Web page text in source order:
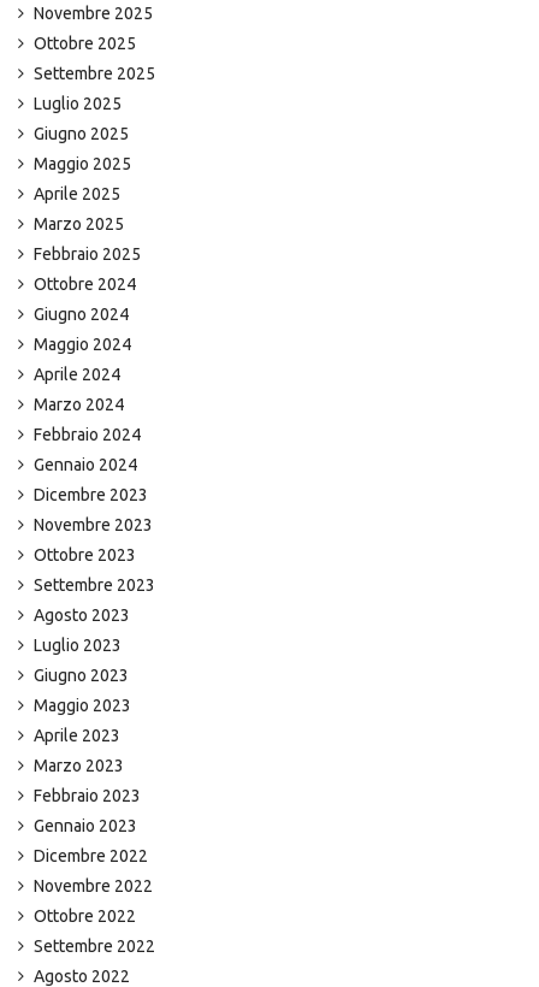
Novembre 2025
Ottobre 2025
Settembre 2025
Luglio 2025
Giugno 2025
Maggio 2025
Aprile 2025
Marzo 2025
Febbraio 2025
Ottobre 2024
Giugno 2024
Maggio 2024
Aprile 2024
Marzo 2024
Febbraio 2024
Gennaio 2024
Dicembre 2023
Novembre 2023
Ottobre 2023
Settembre 2023
Agosto 2023
Luglio 2023
Giugno 2023
Maggio 2023
Aprile 2023
Marzo 2023
Febbraio 2023
Gennaio 2023
Dicembre 2022
Novembre 2022
Ottobre 2022
Settembre 2022
Agosto 2022